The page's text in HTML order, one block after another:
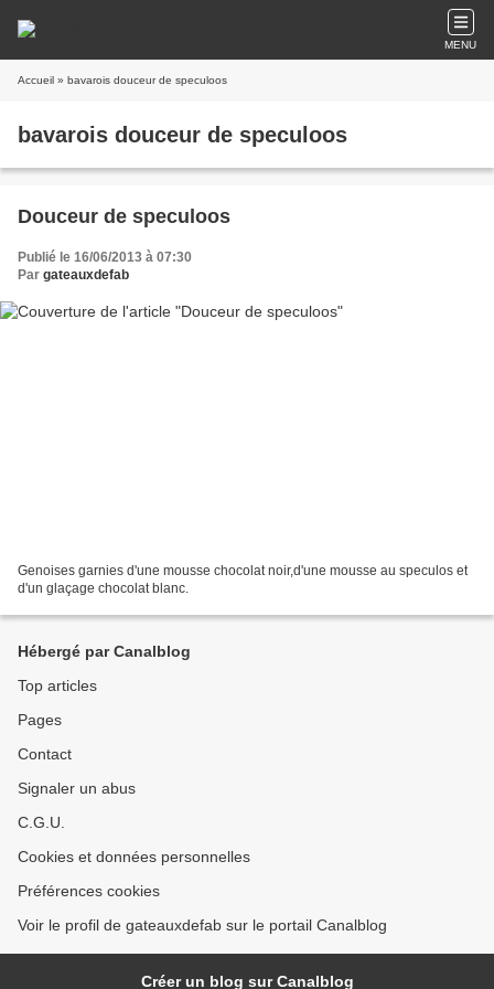
MENU
Accueil » bavarois douceur de speculoos
bavarois douceur de speculoos
Douceur de speculoos
Publié le 16/06/2013 à 07:30
Par gateauxdefab
Genoises garnies d'une mousse chocolat noir,d'une mousse au speculos et
d'un glaçage chocolat blanc.
Hébergé par Canalblog
Top articles
Pages
Contact
Signaler un abus
C.G.U.
Cookies et données personnelles
Préférences cookies
Voir le profil de gateauxdefab sur le portail Canalblog
Créer un blog sur Canalblog